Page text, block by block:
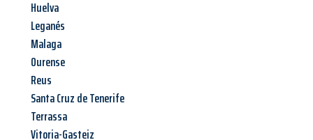
Huelva
Leganés
Malaga
Ourense
Reus
Santa Cruz de Tenerife
Terrassa
Vitoria-Gasteiz